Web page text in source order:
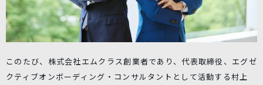
このたび、株式会社エムクラス創業者であり、代表取締役、エグゼ
クティブオンボーディング・コンサルタントとして活動する村上